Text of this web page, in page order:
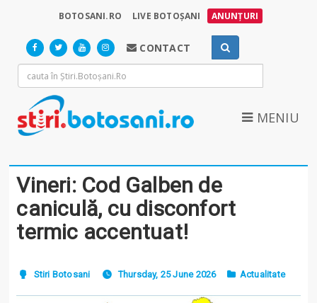
BOTOSANI.RO LIVE BOTOȘANI ANUNȚURI
CONTACT
MENIU
Vineri: Cod Galben de
caniculă, cu disconfort
termic accentuat!
Stiri Botosani Thursday, 25 June 2026 Actualitate